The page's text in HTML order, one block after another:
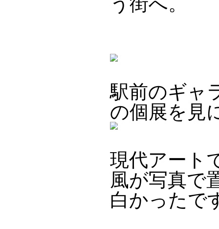
駅前のギャ
の個展を見
現代アート
風が写真で
白かったで